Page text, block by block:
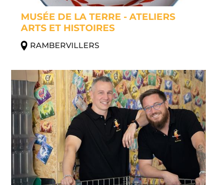
MUSÉE DE LA TERRE - ATELIERS
ARTS ET HISTOIRES
RAMBERVILLERS